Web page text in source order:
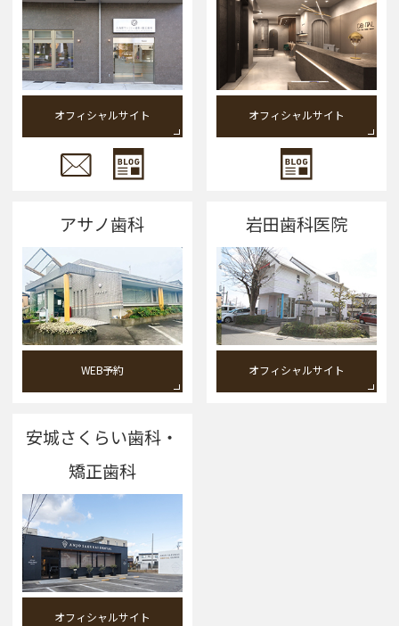
オフィシャルサイト オフィシャルサイト
アサノ歯科
WEB予約
岩田歯科医院
オフィシャルサイト
安城さくらい歯科・
矯正歯科
オフィシャルサイト